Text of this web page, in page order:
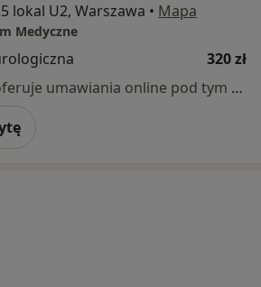
lokal U2, Warszawa • Mapa
Medyczne
320 zł
Specjalista nie oferuje umawiania online pod tym adresem.